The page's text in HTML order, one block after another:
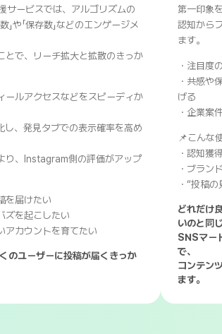
サービスでは、アルゴリズムの
」や「保存数」などのエンゲージメ
とで、リーチ拡大と拡散のきっか
ールアクセスなどをスピーディか
し、発見タブでの表示確率を高め
り、Instagram側の評価がアップ
を届けたい
ズを起こしたい
アカウントを育てたい
のユーザーに投稿が届くきっか
第一印象
認知から
ます。
・注目度
・共感や
げる
・企業案
📌こんな
・認知獲
・ブラン
・“投稿
どれだけ
いのと同じ
SNSマー
で、
コンテン
ます。